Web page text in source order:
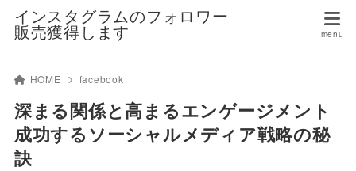
インスタグラムのフォロワー
販売獲得します
HOME facebook
深まる関係と高まるエンゲージメント
成功するソーシャルメディア戦略の秘
訣